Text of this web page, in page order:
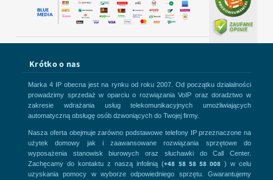
Krótko o nas
Marka 4 IP obecna jest na rynku od roku 2007. Od początku działalności
prowadzimy sprzedaż w oparciu o rozwiązania VoIP oraz doradztwo w
zakresie wdrażania usług telekomunikacyjnych umożliwiających
automatyczną obsługę osób dzwoniących do Twojej firmy.
Nasza oferta obejmuje zarówno podstawowe telefony IP przeznaczone na
użytek domowy jak i zaawansowane rozwiązania sprzętowe do
wyposażenia stanowisk biurowych oraz słuchawki do Call Center.
Zachęcamy do kontaktu z naszą infolinią (+48 58 58 58 008) w celu
uzyskania pomocy w wyborze odpowiedniego sprzętu. Gwarantujemy